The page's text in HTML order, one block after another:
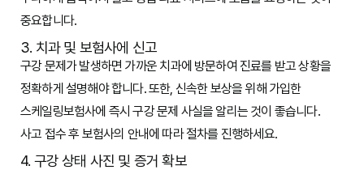
중요합니다.
3. 치과 및 보험사에 신고
구강 문제가 발생하면 가까운 치과에 방문하여 진료를 받고 상황을
정확하게 설명해야 합니다. 또한, 신속한 보상을 위해 가입한
스케일링보험사에 즉시 구강 문제 사실을 알리는 것이 좋습니다.
사고 접수 후 보험사의 안내에 따라 절차를 진행하세요.
4. 구강 상태 사진 및 증거 확보